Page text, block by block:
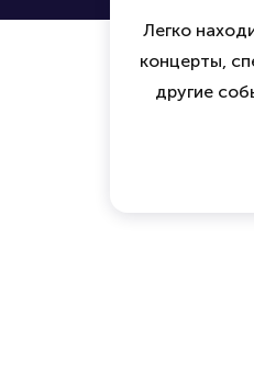
Легко
концерты,
другие